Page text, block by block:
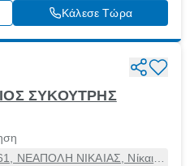
Κάλεσε Τώρα
ΣΥΚΟΥΤΡΗΣ
ΝΕΑΠΟΛΗ ΝΙΚΑΙΑΣ, Νίκαια,